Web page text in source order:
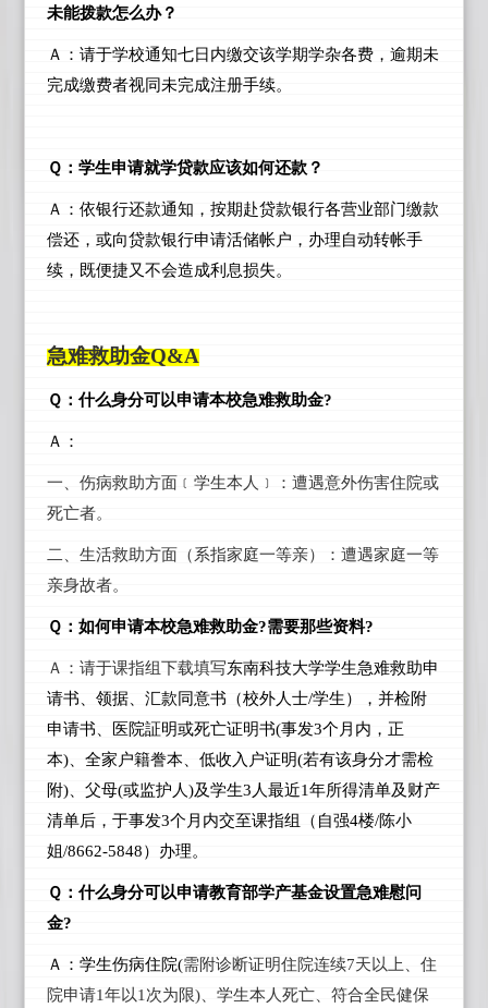
未能拨款怎么办？
Ａ：请于学校通知七日内缴交该学期学杂各费，逾期未
完成缴费者视同未完成注册手续。
Ｑ：学生申请就学贷款应该如何还款？
Ａ：依银行还款通知，按期赴贷款银行各营业部门缴款
偿还，或向贷款银行申请活储帐户，办理自动转帐手
续，既便捷又不会造成利息损失。
急难救助金Q&A
Ｑ：什么身分可以申请本校急难救助金?
Ａ：
一、伤病救助方面﹝学生本人﹞：遭遇意外伤害住院或
死亡者。
二、生活救助方面（系指家庭一等亲）：遭遇家庭一等
亲身故者。
Ｑ：如何申请本校急难救助金?需要那些资料?
Ａ：请于课指组下载填写东南科技大学学生急难救助申
请书、领据、汇款同意书（校外人士/学生） ，并检附
申请书、医院証明或死亡证明书(事发3个月内，正
本)、全家户籍誊本、低收入户证明(若有该身分才需检
附)、父母(或监护人)及学生3人最近1年所得清单及财产
清单后，于事发3个月内交至课指组（自强4楼/陈小
姐/8662-5848） 办理。
Ｑ：什么身分可以申请教育部学产基金设置急难慰问
金?
Ａ：学生伤病住院(需附诊断证明住院连续7天以上、住
院申请1年以1次为限)、学生本人死亡、符合全民健保